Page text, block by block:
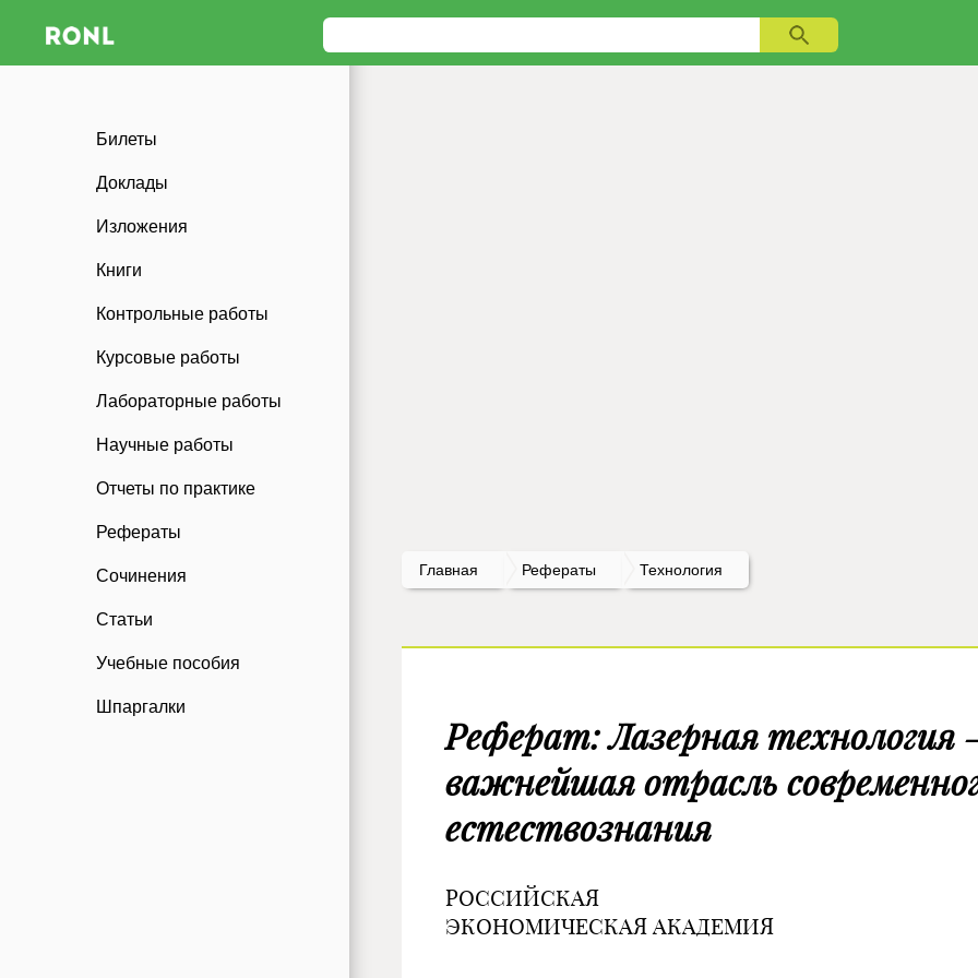
Билеты
Доклады
Изложения
Книги
Контрольные работы
Курсовые работы
Лабораторные работы
Научные работы
Отчеты по практике
Рефераты
Сочинения
Статьи
Учебные пособия
Шпаргалки
Главная Рефераты Технология
Реферат: Лазерная технология
важнейшая отрасль
естествознания
РОССИЙСКАЯ
ЭКОНОМИЧЕСКАЯ